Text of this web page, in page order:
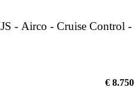
- Airco - Cruise Control -
€ 8.750